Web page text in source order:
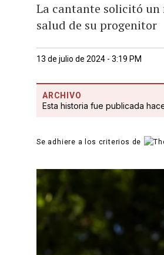
La cantante solicitó un
salud de su progenitor
13 de julio de 2024 - 3:19 PM
ARCHIVO
Esta historia fue publicada
Se adhiere a los criterios de